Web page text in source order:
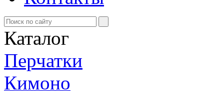
Каталог
Перчатки
Кимоно